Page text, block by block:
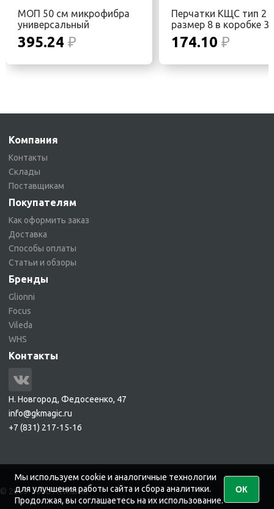
МОП 50 см микрофибра
универсальный
карман+язык
395.24 ₽
Перчатки КЩС тип 2
размер 8 в коробке
пар
174.10 ₽
Компания
Контакты
Склады
Поставщикам
Покупателям
Как оформить заказ
Доставка
Способы оплаты
Статьи и обзоры
Бренды
Glionni
Focus
Vileda
WHS
Контакты
Н. Новгород, Федосеенко, 47
info@gkmagic.ru
+7 (831) 217-15-16
© 2019-2026 ГК Магик
Мы используем cookie и аналогичные технологии
для улучшения работы сайта и сбора аналитики.
Продолжая, вы соглашаетесь на их использование.
ОК